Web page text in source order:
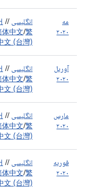
مه
۲۰۲۰
انگلیسی /
/
体中文/繁
文 (台灣)
آوریل
۲۰۲۰
انگلیسی /
/
体中文/繁
文 (台灣)
مارس
۲۰۲۰
انگلیسی /
/
体中文/繁
文 (台灣)
فوریه
۲۰۲۰
انگلیسی /
/
体中文/繁
文 (台灣)